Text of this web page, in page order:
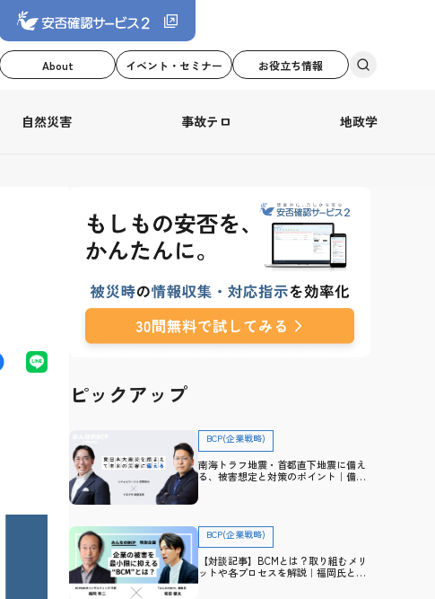
About イベント・セミナー お役立ち情報
自然災害 事故テロ 地政学
ピックアップ
BCP(企業戦略)
南海トラフ地震・首都直下地震に備え
る、被害想定と対策のポイント｜備
BCP(企業戦略)
【対談記事】BCMとは？取り組むメリ
ットや各プロセスを解説｜福岡氏と防